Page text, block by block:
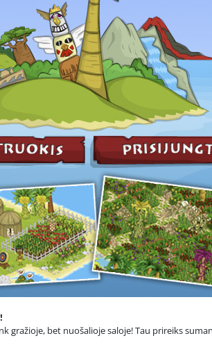
gražioje, bet nuošalioje saloje! Tau prireiks